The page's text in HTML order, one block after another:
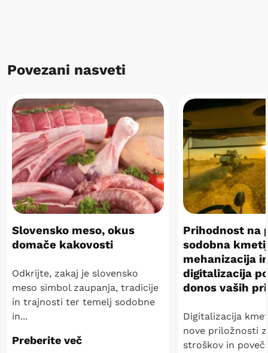
Povezani nasveti
Slovensko meso, okus
domače kakovosti
Odkrijte, zakaj je slovensko
meso simbol zaupanja, tradicije
in trajnosti ter temelj sodobne
in...
Preberite več
Prihodnost na
sodobna
mehanizacija
digitalizacija
donos vaših
Digitalizacija
nove priložnosti
stroškov in